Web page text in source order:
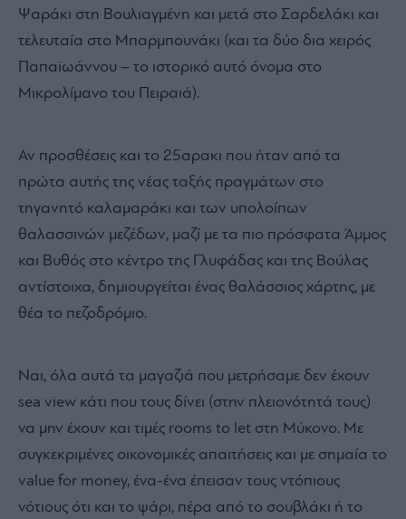
Ψαράκι στη Βουλιαγμένη και μετά στο Σαρδελάκι και
τελευταία στο Μπαρμπουνάκι (και τα δύο δια χειρός
Παπαϊωάννου – το ιστορικό αυτό όνομα στο
Μικρολίμανο του Πειραιά).
Αν προσθέσεις και το 25αρακι που ήταν από τα
πρώτα αυτής της νέας ταξής πραγμάτων στο
τηγανητό καλαμαράκι και των υπολοίπων
θαλασσινών μεζέδων, μαζί με τα πιο πρόσφατα Άμμος
και Βυθός στο κέντρο της Γλυφάδας και της Βούλας
αντίστοιχα, δημιουργείται ένας θαλάσσιος χάρτης, με
θέα το πεζοδρόμιο.
Ναι, όλα αυτά τα μαγαζιά που μετρήσαμε δεν έχουν
sea view κάτι που τους δίνει (στην πλειονότητά τους)
να μην έχουν και τιμές rooms to let στη Μύκονο. Με
συγκεκριμένες οικονομικές απαιτήσεις και με σημαία το
value for money, ένα-ένα έπεισαν τους ντόπιους
νότιους ότι και το ψάρι, πέρα από το σουβλάκι ή το